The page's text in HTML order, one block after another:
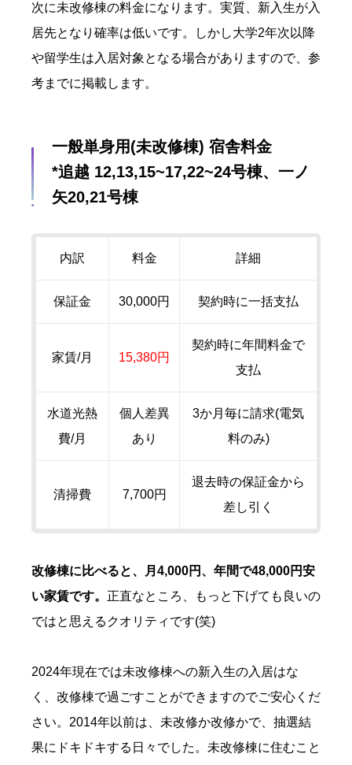
次に未改修棟の料金になります。実質、新入生が入
居先となり確率は低いです。しかし大学2年次以降
や留学生は入居対象となる場合がありますので、参
考までに掲載します。
一般単身用(未改修棟) 宿舎料金
*追越 12,13,15~17,22~24号棟、一ノ
矢20,21号棟
内訳 料金 詳細
保証金 30,000円 契約時に一括支払
家賃/月 15,380円
契約時に年間料金で
支払
水道光熱
費/月
個人差異
あり
3か月毎に請求(電気
料のみ)
清掃費 7,700円
退去時の保証金から
差し引く
改修棟に比べると、月4,000円、年間で48,000円安
い家賃です。 正直なところ、もっと下げても良いの
ではと思えるクオリティです(笑)
2024年現在では未改修棟への新入生の入居はな
く、改修棟で過ごすことができますのでご安心くだ
さい。2014年以前は、未改修か改修かで、抽選結
果にドキドキする日々でした。未改修棟に住むこと